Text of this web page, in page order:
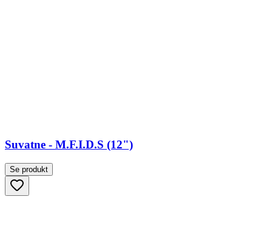
Suvatne - M.F.I.D.S (12")
Se produkt